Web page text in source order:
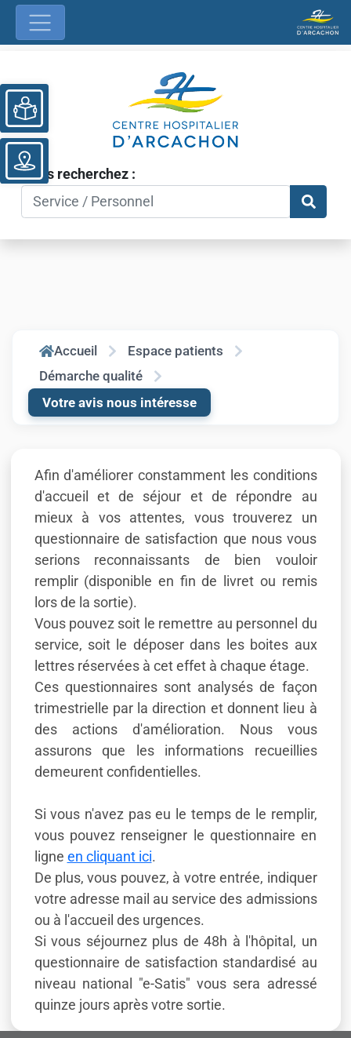
Vous recherchez :
Ouvrir la barre d’outils
Accueil
Espace patients
Démarche qualité
Votre avis nous intéresse
Afin d'améliorer constamment les conditions
d'accueil et de séjour et de répondre au
mieux à vos attentes, vous trouverez un
questionnaire de satisfaction que nous vous
serions reconnaissants de bien vouloir
remplir (disponible en fin de livret ou remis
lors de la sortie).
Vous pouvez soit le remettre au personnel du
service, soit le déposer dans les boites aux
lettres réservées à cet effet à chaque étage.
Ces questionnaires sont analysés de façon
trimestrielle par la direction et donnent lieu à
des actions d'amélioration. Nous vous
assurons que les informations recueillies
demeurent confidentielles.
Si vous n'avez pas eu le temps de le remplir,
vous pouvez renseigner le questionnaire en
ligne en cliquant ici.
De plus, vous pouvez, à votre entrée, indiquer
votre adresse mail au service des admissions
ou à l'accueil des urgences.
Si vous séjournez plus de 48h à l'hôpital, un
questionnaire de satisfaction standardisé au
niveau national "e-Satis" vous sera adressé
quinze jours après votre sortie.